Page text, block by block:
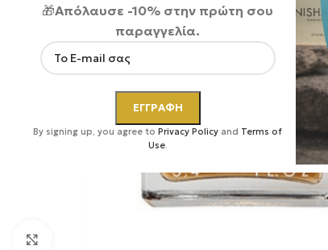
🎁Απόλαυσε -10% στην πρώτη σου
παραγγελία.
By signing up, you agree toPrivacy Policy and Terms of
Use.